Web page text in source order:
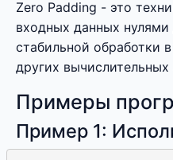
Zero Padding - это
входных данных нулями
стабильной обработки
других вычислительных
Примеры
Пример 1: